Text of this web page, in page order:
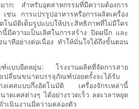
ก: สำหรับอุตสาหกรรมที่มีความต้องการ
น การแปรรูปอาหารหรือการผลิตเครื่อง
นมัติเต็มรูปแบบให้ประสิทธิภาพที่ไม่มีใคร
นี้มีความเป็นเลิศในการสร้าง ปิดผนึก และ
าทีอย่างต่อเนื่อง ทำให้มั่นใจได้ถึงขั้นตอน
บบยืดหยุ่น: โรงงานผลิตที่จัดการสาย
ปลี่ยนขนาดบรรจุภัณฑ์บ่อยครั้งจะได้รับ
างเคสแบบกึ่งอัตโนมัติ เครื่องจักรเหล่านี้
าดเคสต่างๆ ได้อย่างรวดเร็ว ลดเวลาหยุด
เนินงานมีความคล่องตัว